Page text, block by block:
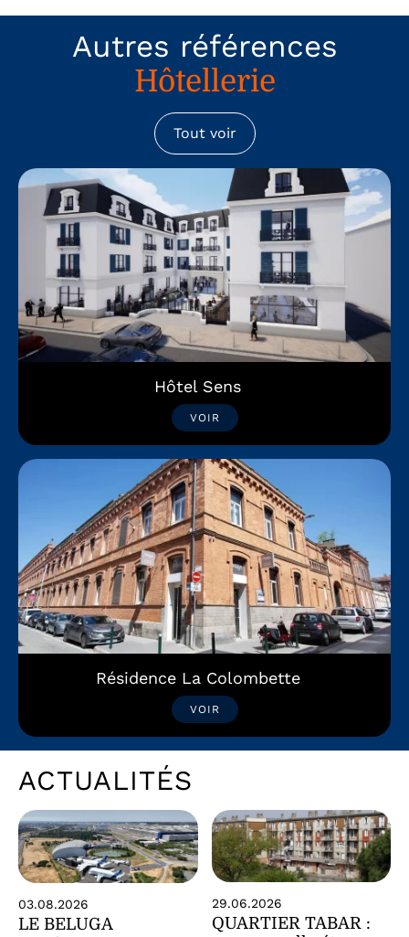
Autres références
Hôtellerie
Tout voir
Hôtel Sens
VOIR
Résidence La Colombette
VOIR
ACTUALITÉS
03.08.2026
LE BELUGA
29.06.2026
QUARTIER TABAR :